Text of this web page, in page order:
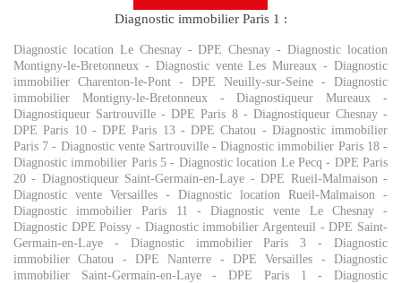
Diagnostic immobilier Paris 1 :
Diagnostic location Le Chesnay-DPE Chesnay -Diagnostic location
Montigny-le-Bretonneux - Diagnostic vente Les Mureaux -Diagnostic
immobilier Charenton-le-Pont - DPE Neuilly-sur-Seine - Diagnostic
immobilier Montigny-le-Bretonneux-Diagnostiqueur Mureaux -
Diagnostiqueur Sartrouville -DPE Paris 8- Diagnostiqueur Chesnay-
DPE Paris 10- DPE Paris 13- DPE Chatou - Diagnostic immobilier
Paris 7 - Diagnostic vente Sartrouville-Diagnostic immobilier Paris 18-
Diagnostic immobilier Paris 5 - Diagnostic location Le Pecq - DPE Paris
20 - Diagnostiqueur Saint-Germain-en-Laye -DPE Rueil-Malmaison-
Diagnostic vente Versailles - Diagnostic location Rueil-Malmaison -
Diagnostic immobilier Paris 11 -Diagnostic vente Le Chesnay-
Diagnostic DPE Poissy - Diagnostic immobilier Argenteuil -DPE Saint-
Germain-en-Laye - Diagnostic immobilier Paris 3 -Diagnostic
immobilier Chatou -DPE Nanterre -DPE Versailles -Diagnostic
immobilier Saint-Germain-en-Laye-DPE Paris 1 -Diagnostic